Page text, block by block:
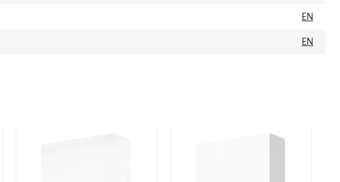
EN
EN